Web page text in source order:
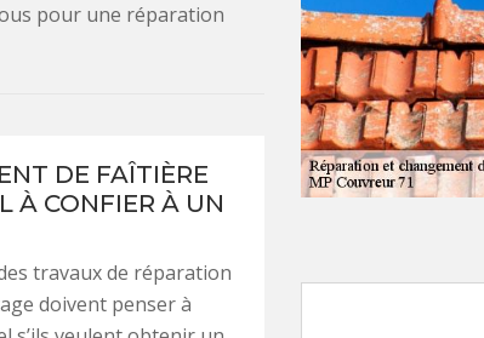
pour une réparation
DE FAÎTIÈRE
À CONFIER À UN
travaux de réparation
doivent penser à